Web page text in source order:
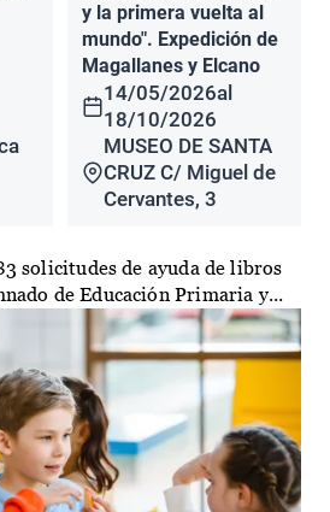
y la primera vuelta al
mundo". Expedición de
Magallanes y Elcano
14/05/2026al
18/10/2026
MUSEO DE SANTA
CRUZ C/ Miguel de
Cervantes, 3
solicitudes de ayuda de libros
de Educación Primaria y...